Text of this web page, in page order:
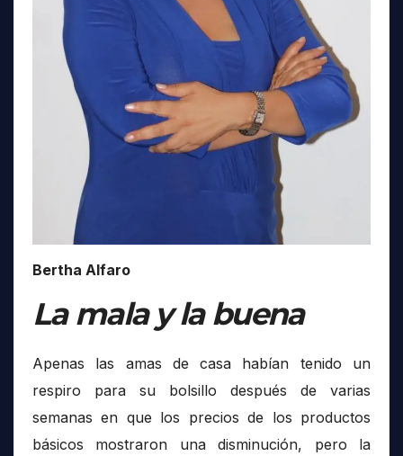
Bertha Alfaro
La mala y la buena
Apenas las amas de casa habían tenido un
respiro para su bolsillo después de varias
semanas en que los precios de los productos
básicos mostraron una disminución, pero la